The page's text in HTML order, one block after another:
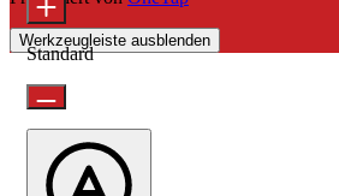
Werkzeugleiste ausblenden
Standard